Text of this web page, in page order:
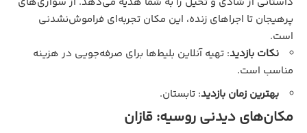
پرهیجان تا اجراهای زنده، این مکان تجربه‌ای فراموش‌نشدنی
است.
نکات بازدید: تهیه آنلاین بلیط‌ها برای صرفه‌جویی در هزینه
مناسب است.
بهترین زمان بازدید: تابستان.
مکان‌های دیدنی روسیه: قازان